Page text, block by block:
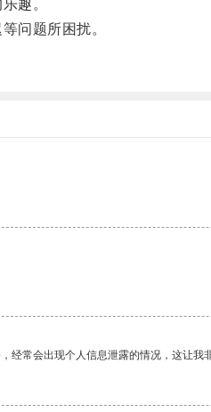
趣。
问题所困扰。
常会出现个人信息泄露的情况，这让我